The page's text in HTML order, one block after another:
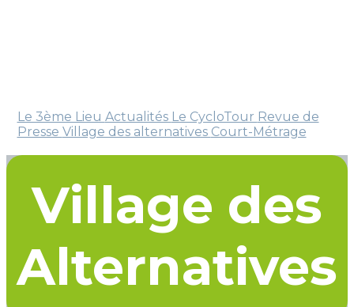
Le 3ème Lieu Actualités Le CycloTour Revue de
Presse Village des alternatives Court-Métrage
Village des
Alternatives